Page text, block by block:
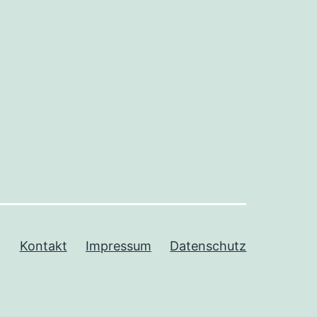
Kontakt Impressum Datenschutz